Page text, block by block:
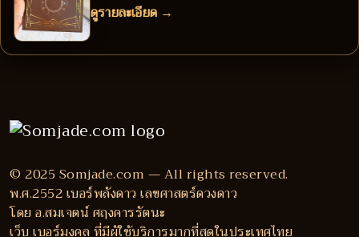
ดูรายละเอียด →
© 2025 Somjade.com — All rights reserved.
พ.ศ.2552 เบอร์พลังดาว เลขศาสตร์ดวงดาว
โดย อ.สมเจตน์ ศฤงคารรัตนะ
เว็บ เบอร์มงคล ที่มีผู้ใช้บริการมากที่สุดในประเทศไทย